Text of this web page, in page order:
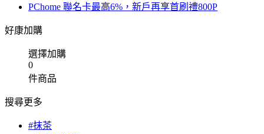
PChome 聯名卡最高6%，新戶再享首刷禮800P
好康加購
選擇加購
0
件商品
搜尋更多
#抹茶